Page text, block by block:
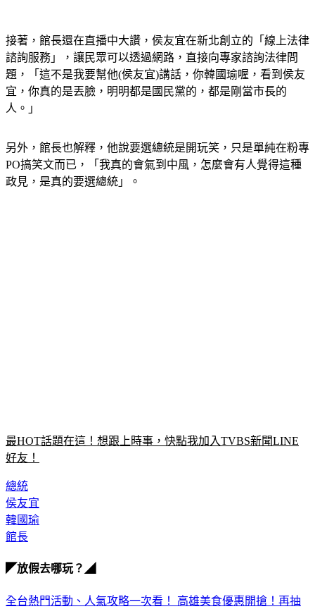
接著，館長還在直播中大讚，侯友宜在新北創立的「線上法律
諮詢服務」，讓民眾可以透過網路，直接向專家諮詢法律問
題，「這不是我要幫他(侯友宜)講話，你韓國瑜喔，看到侯友
宜，你真的是丟臉，明明都是國民黨的，都是剛當市長的
人。」
另外，館長也解釋，他說要選總統是開玩笑，只是單純在粉專
PO搞笑文而已，「我真的會氣到中風，怎麼會有人覺得這種
政見，是真的要選總統」。
最HOT話題在這！想跟上時事，快點我加入TVBS新聞LINE
好友！
總統
侯友宜
韓國瑜
館長
◤放假去哪玩？◢
全台熱門活動、人氣攻略一次看！ 高雄美食優惠開搶！再抽